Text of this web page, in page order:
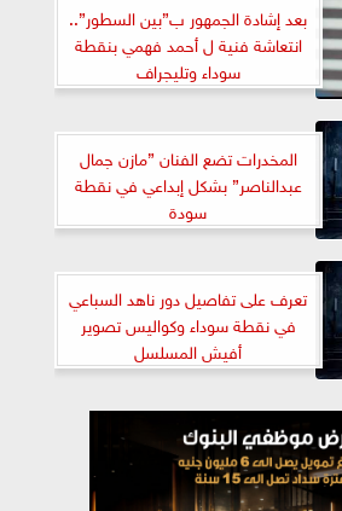
بعد إشادة الجمهور ب”بين السطور”..
انتعاشة فنية ل أحمد فهمي بنقطة
سوداء وتليجراف
المخدرات تضع الفنان ”مازن جمال
عبدالناصر” بشكل إبداعي في نقطة
سودة
تعرف على تفاصيل دور ناهد السباعي
في نقطة سوداء وكواليس تصوير
أفيش المسلسل